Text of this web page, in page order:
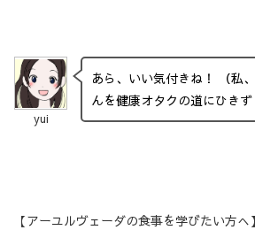
yui
あら、いい気付きね！ （私
んを健康オタクの道にひきず
【アーユルヴェーダの食事を学びたい方へ】